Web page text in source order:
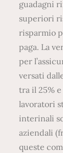
guadagni
superiori
risparmio
paga. La
per
versati
tra il 25%
lavoratori
interinali
aziendali
queste